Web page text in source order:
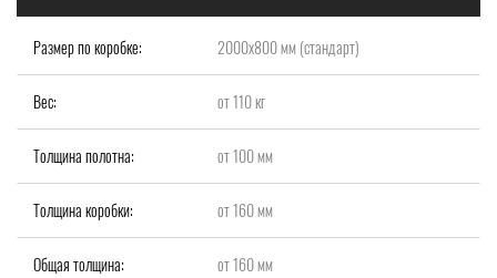
Размер по коробке: 2000x800 мм (стандарт)
Вес: от 110 кг
Толщина полотна: от 100 мм
Толщина коробки: от 160 мм
Общая толщина: от 160 мм